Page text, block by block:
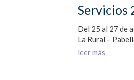
Servicios
Del 25 al 27 de
La Rural –
leer más